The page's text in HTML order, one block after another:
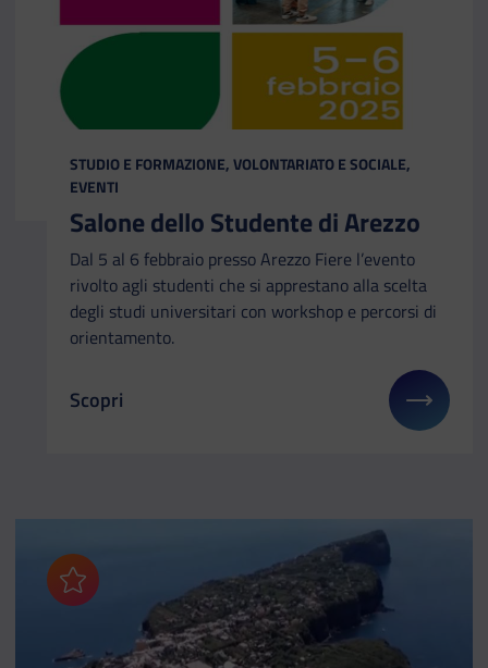
CATEGORIA:
STUDIO E FORMAZIONE, VOLONTARIATO E SOCIALE,
EVENTI
Salone dello Studente di Arezzo
Dal 5 al 6 febbraio presso Arezzo Fiere l’evento
rivolto agli studenti che si apprestano alla scelta
degli studi universitari con workshop e percorsi di
orientamento.
Il link ti porterà ad avere maggiori dettagli su:
Scopri
Aggiungi ai preferiti